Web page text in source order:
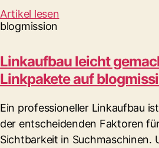
Artikel lesen
blogmission
Linkaufbau leicht
Linkpakete auf
Ein professioneller Linkaufbau
der entscheidenden Faktoren
Sichtbarkeit in Suchmaschinen.